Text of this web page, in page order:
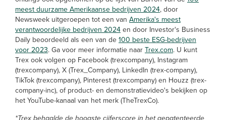
meest duurzame Amerikaanse bedrijven 2024, door
Newsweek uitgeroepen tot een van Amerika's meest
verantwoordelijke bedrijven 2024 en door Investor's Business
Daily beoordeeld als een van de 100 beste ESG-bedrijven
voor 2023. Ga voor meer informatie naar Trex.com. U kunt
Trex ook volgen op Facebook (trexcompany), Instagram
(trexcompany), X (Trex_Company), LinkedIn (trex-company),
TikTok (trexcompany), Pinterest (trexcompany) en Houzz (trex-
company-inc), of product- en demonstratievideo's bekijken op
het YouTube-kanaal van het merk (TheTrexCo).